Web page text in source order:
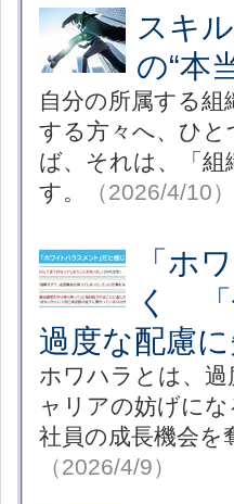
スキ
の“本
自分の所属する
する方々へ、ひ
ば、それは、「
す。
（2026/4/10）
「ホ
く 「
過度な配慮
ホワハラとは、
ャリアの妨げに
社員の成長機会を
（2026/4/9）